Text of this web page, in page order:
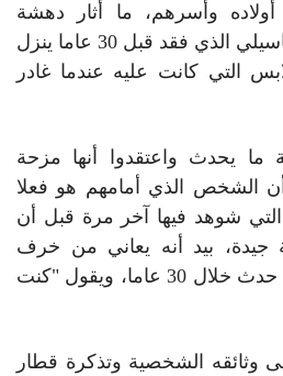
وأسرهم، ما أثار دهشة
الجيران عندما شاهدوا فاسيلي الذي فقد قبل 30 عاما ينزل
التي كانت عليه عندما غادر
ما يحدث واعتقدوا أنها مزحة
الشخص الذي أمامهم هو فعلا
شوهد فيها آخر مرة قبل أن
جيدة، بيد أنه يعاني من خرف
الشيخوخة، ولم يتذكر ما حدث خلال 30 عاما، ويقول "كنت
وثائقه الشخصية وتذكرة قطار